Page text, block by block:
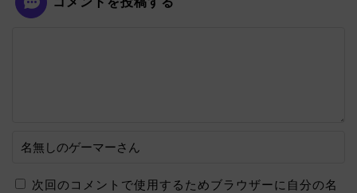
次回のコメントで使用するためブラウザーに自分の名